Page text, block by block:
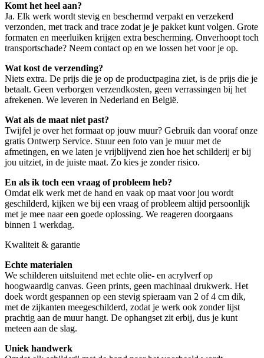
Komt het heel aan?
Ja. Elk werk wordt stevig en beschermd verpakt en verzekerd
verzonden, met track and trace zodat je je pakket kunt volgen. Grote
formaten en meerluiken krijgen extra bescherming. Onverhoopt toch
transportschade? Neem contact op en we lossen het voor je op.
Wat kost de verzending?
Niets extra. De prijs die je op de productpagina ziet, is de prijs die je
betaalt. Geen verborgen verzendkosten, geen verrassingen bij het
afrekenen. We leveren in Nederland en België.
Wat als de maat niet past?
Twijfel je over het formaat op jouw muur? Gebruik dan vooraf onze
gratis Ontwerp Service. Stuur een foto van je muur met de
afmetingen, en we laten je vrijblijvend zien hoe het schilderij er bij
jou uitziet, in de juiste maat. Zo kies je zonder risico.
En als ik toch een vraag of probleem heb?
Omdat elk werk met de hand en vaak op maat voor jou wordt
geschilderd, kijken we bij een vraag of probleem altijd persoonlijk
met je mee naar een goede oplossing. We reageren doorgaans
binnen 1 werkdag.
Kwaliteit & garantie
Echte materialen
We schilderen uitsluitend met echte olie- en acrylverf op
hoogwaardig canvas. Geen prints, geen machinaal drukwerk. Het
doek wordt gespannen op een stevig spieraam van 2 of 4 cm dik,
met de zijkanten meegeschilderd, zodat je werk ook zonder lijst
prachtig aan de muur hangt. De ophangset zit erbij, dus je kunt
meteen aan de slag.
Uniek handwerk